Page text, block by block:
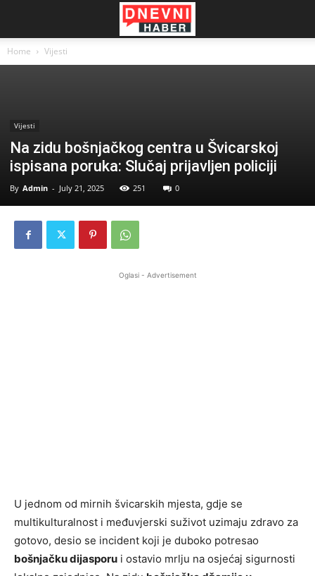
Home Vijesti
Vijesti
Na zidu bošnjačkog centra u Švicarskoj
ispisana poruka: Slučaj prijavljen policiji
By Admin - July 21, 2025 251 0
Oglasi - Advertisement
U jednom od mirnih švicarskih mjesta, gdje se
multikulturalnost i međuvjerski suživot uzimaju zdravo za
gotovo, desio se incident koji je duboko potresao
bošnjačku dijasporu i ostavio mrlju na osjećaj sigurnosti